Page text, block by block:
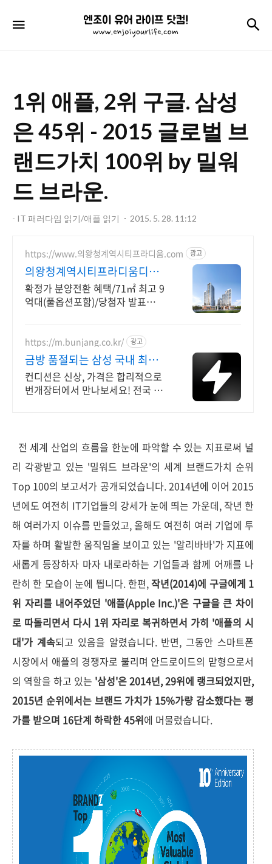
엔
조
어
라
이
프
컴!
1위 애플, 2위 구글. 삼성
은 45위 - 2015 글로벌 브
랜드가치 100위 by 밀워
드 브라운.
- IT 패러다임 읽기/애플 읽기 2015. 5. 28. 11:12
https://www.의왕청계역시티프라디움.com 광고
의왕청계역시티프라디움디하
모니
확정가 분양전환 혜택/71㎡ 최고 9
억대(풀옵션포함)/당첨자 발표
https://m.bunjang.co.kr/ 광고
금방 품절되는 삼성 국내 최대
브랜드 중고거래
컨디션은 신상, 가격은 합리적으로
번개장터에서 만나보세요! 전국 각
전 세계 산업의 흐름을 한눈에 파악할 수 있는 지표로써 널
리 각광받고 있는 '밀워드 브라운'의 세계 브랜드가치 순위
Top 100의 보고서가 공개되었습니다. 2014년에 이어 2015
년에도 여전히 IT기업들의 강세가 눈에 띄는 가운데, 작년 한
해 여러가지 이슈를 만들었고, 올해도 여전히 여러 기업에 투
자를 하며 활발한 움직임을 보이고 있는 '알리바바'가 지표에
새롭게 등장하자 마자 내로라하는 기업들과 함께 어깨를 나
란히 한 모습이 눈에 띕니다. 한편,작년(2014)에 구글에게 1
위 자리를 내어주었던 '애플(Apple Inc.)'은 구글을 큰 차이
로 따돌리면서 다시 1위 자리로 복귀하면서 가히 '애플의 시
대'가 계속되고 있음을 알렸습니다. 반면, 그동안 스마트폰
시장에서 애플의 경쟁자로 불리며 안드로이드의 맏형으로서
의 역할을 하고 있는 '삼성'은 2014년, 29위에 랭크되었지만,
2015년 순위에서는 브랜드 가치가 15%가량 감소했다는 평
가를 받으며 16단계 하락한 45위에 머물렀습니다.